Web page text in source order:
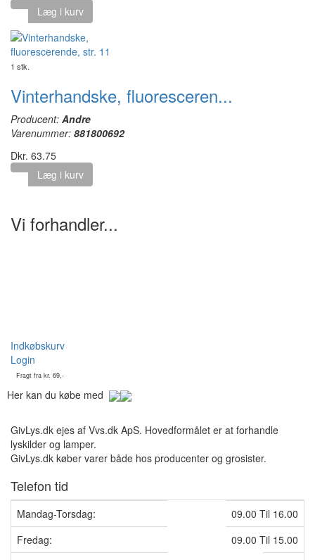
Læg i kurv
1 stk.
Vinterhandske, fluoresceren...
Producent: Andre
Varenummer: 881800692
Dkr. 63.75
Læg i kurv
Vi forhandler...
Indkøbskurv
Login
Fragt fra kr. 69,-
Her kan du købe med
GivLys.dk ejes af Vvs.dk ApS. Hovedformålet er at forhandle
lyskilder og lamper.
GivLys.dk køber varer både hos producenter og grosister.
Telefon tid
Mandag-Torsdag:
09.00 Til 16.00
Fredag:
09.00 Til 15.00